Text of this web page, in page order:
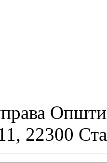
22300